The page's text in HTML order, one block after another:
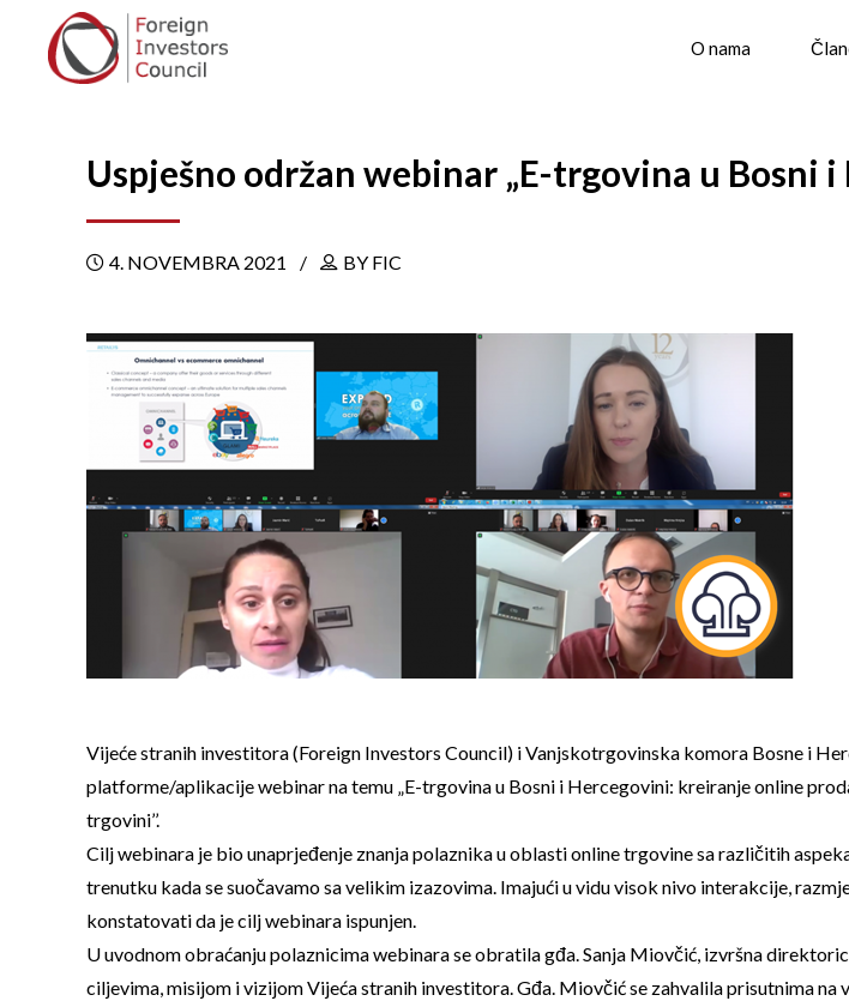
O nama
Uspješno održan webinar „E-trgovina u Bosni i
4. NOVEMBRA 2021 BY FIC
Vijeće stranih investitora (Foreign Investors Council) i Vanjskotrgovinska komora Bosne i
platforme/aplikacije webinar na temu „E-trgovina u Bosni i Hercegovini: kreiranje online
trgovini’’.
Cilj webinara je bio unaprjeđenje znanja polaznika u oblasti online trgovine sa različitih
trenutku kada se suočavamo sa velikim izazovima. Imajući u vidu visok nivo interakcije,
konstatovati da je cilj webinara ispunjen.
U uvodnom obraćanju polaznicima webinara se obratila gđa. Sanja Miovčić, izvršna
ciljevima, misijom i vizijom Vijeća stranih investitora. Gđa. Miovčić se zahvalila prisutnima